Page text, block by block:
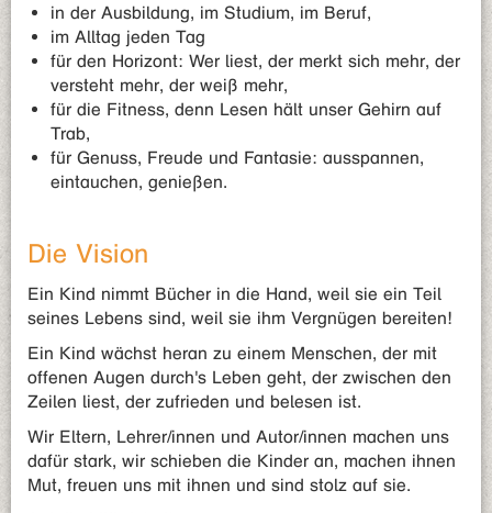
in der Ausbildung, im Studium, im Beruf,
im Alltag jeden Tag
für den Horizont: Wer liest, der merkt sich mehr, der
versteht mehr, der weiß mehr,
für die Fitness, denn Lesen hält unser Gehirn auf
Trab,
für Genuss, Freude und Fantasie: ausspannen,
eintauchen, genießen.
Die Vision
Ein Kind nimmt Bücher in die Hand, weil sie ein Teil
seines Lebens sind, weil sie ihm Vergnügen bereiten!
Ein Kind wächst heran zu einem Menschen, der mit
offenen Augen durch's Leben geht, der zwischen den
Zeilen liest, der zufrieden und belesen ist.
Wir Eltern, Lehrer/innen und Autor/innen machen uns
dafür stark, wir schieben die Kinder an, machen ihnen
Mut, freuen uns mit ihnen und sind stolz auf sie.